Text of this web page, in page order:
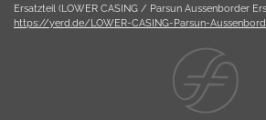
Ersatzteil (LOWER CASING / Parsun Aussenborder
https://yerd.de/LOWER-CASING-Parsun-